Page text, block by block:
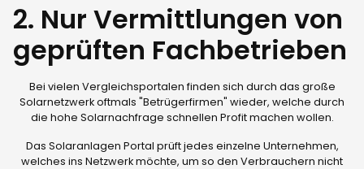
2. Nur Vermittlungen von
geprüften Fachbetrieben
Bei vielen Vergleichsportalen finden sich durch das große
Solarnetzwerk oftmals "Betrügerfirmen" wieder, welche durch
die hohe Solarnachfrage schnellen Profit machen wollen.
Das Solaranlagen Portal prüft jedes einzelne Unternehmen,
welches ins Netzwerk möchte, um so den Verbrauchern nicht